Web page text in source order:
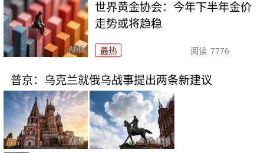
世界黄金协会：今年下半年金价
走势或将趋稳
最热 阅读 7776
普京：乌克兰就俄乌战事提出两条新建议